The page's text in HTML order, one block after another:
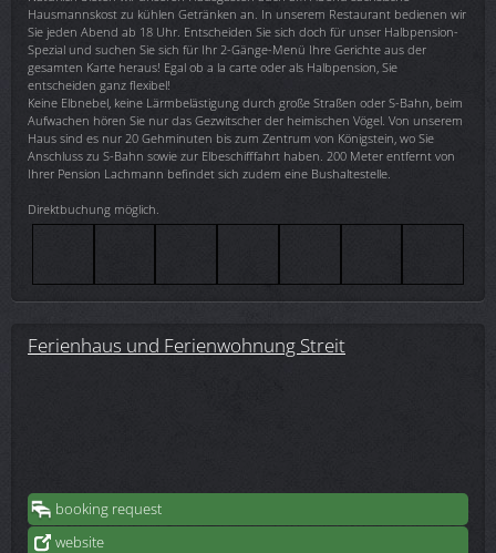
Hausmannskost zu kühlen Getränken an. In unserem Restaurant bedienen wir
Sie jeden Abend ab 18 Uhr. Entscheiden Sie sich doch für unser Halbpension-
Spezial und suchen Sie sich für Ihr 2-Gänge-Menü Ihre Gerichte aus der
gesamten Karte heraus! Egal ob a la carte oder als Halbpension, Sie
entscheiden ganz flexibel!
Keine Elbnebel, keine Lärmbelästigung durch große Straßen oder S-Bahn, beim
Aufwachen hören Sie nur das Gezwitscher der heimischen Vögel. Von unserem
Haus sind es nur 20 Gehminuten bis zum Zentrum von Königstein, wo Sie
Anschluss zu S-Bahn sowie zur Elbeschifffahrt haben. 200 Meter entfernt von
Ihrer Pension Lachmann befindet sich zudem eine Bushaltestelle.
Direktbuchung möglich.
Ferienhaus und Ferienwohnung Streit
booking request
website